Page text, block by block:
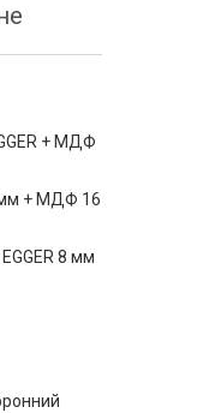
+ МДФ
+ МДФ 16
8 мм